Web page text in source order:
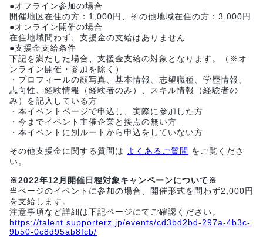
●オフライン参加の場合
開催地区在住の方：1,000円、その他地域在住の方：3,000円
●オンライン開催の場合
在住地域問わず、支援金の支給はありません
●支援金支給条件
下記を満たした場合、支援金支給の対象となります。（※オ
ンライン開催・参加を除く）
・プロフィールの顔写真、基本情報、志望職種、学歴情報、
志向性、経験情報（経験者のみ）、スキル情報（経験者の
み）を記入している方
・本イベントページで申込し、実際に参加した方
・今までイベント主催企業と接点の無い方
・本イベントに別ルートから申込をしていない方
その他支援金に関する質問は よくあるご質問 をご覧くださ
い。
※2022年12月開催日程対象キャンペーンについて※
当ページのイベントに参加の場合、開催形式を問わず2,000円
を支給します。
注意事項など詳細は下記ページにてご確認ください。
https://talent.supporterz.jp/events/cd3bd2bd-297a-4b3c-
9b50-0c8d95ab8fcb/